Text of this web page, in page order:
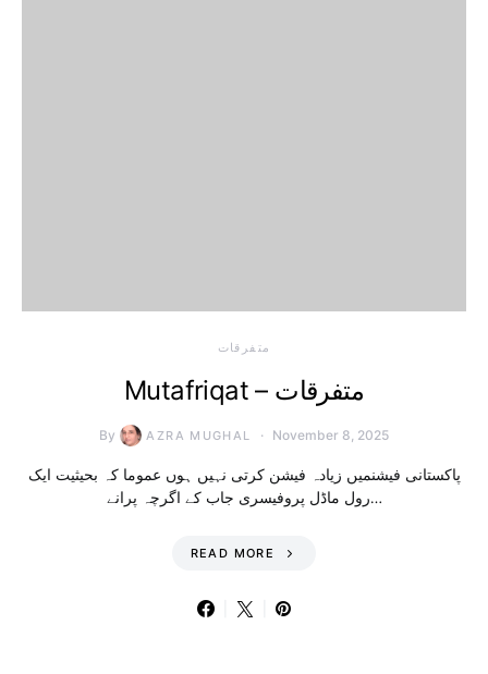
متفرقات
Mutafriqat – متفرقات
By AZRA MUGHAL November 8, 2025
پاکستانی فیشنمیں زیادہ فیشن کرتی نہیں ہوں عموما کہ بحیثیت ایک
رول ماڈل پروفیسری جاب کے اگرچہ پرانے…
READ MORE